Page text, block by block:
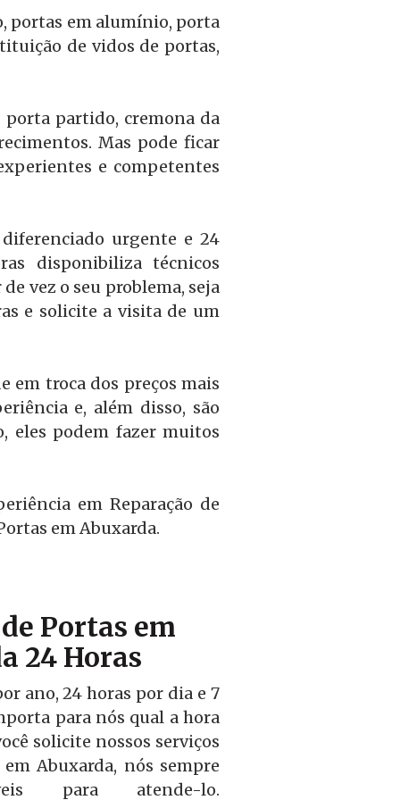
portas em alumínio, porta
de vidos de portas,
porta partido, cremona da
Mas pode ficar
e competentes
urgente e 24
disponibiliza técnicos
vez o seu problema, seja
e solicite a visita de um
em troca dos preços mais
e, além disso, são
eles podem fazer muitos
em Reparação de
em Abuxarda.
Portas em
24 Horas
ano, 24 horas por dia e 7
para nós qual a hora
solicite nossos serviços
Abuxarda, nós sempre
para atende-lo.